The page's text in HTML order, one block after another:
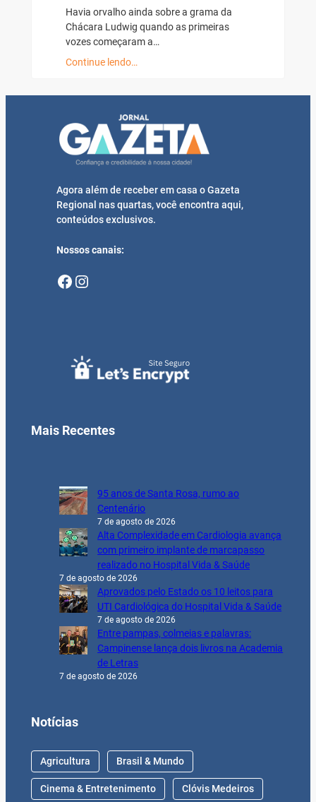
Havia orvalho ainda sobre a grama da
Chácara Ludwig quando as primeiras
vozes começaram a…
Continue lendo…
Agora além de receber em casa o Gazeta
Regional nas quartas, você encontra aqui,
conteúdos exclusivos.
Nossos canais:
Facebook Instagram
Mais Recentes
95 anos de Santa Rosa, rumo ao
Centenário
7 de agosto de 2026
Alta Complexidade em Cardiologia avança
com primeiro implante de marcapasso
realizado no Hospital Vida & Saúde
7 de agosto de 2026
Aprovados pelo Estado os 10 leitos para
UTI Cardiológica do Hospital Vida & Saúde
7 de agosto de 2026
Entre pampas, colmeias e palavras:
Campinense lança dois livros na Academia
de Letras
7 de agosto de 2026
Notícias
Agricultura Brasil & Mundo
Cinema & Entretenimento Clóvis Medeiros